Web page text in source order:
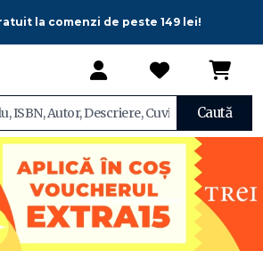
la comenzi de peste 149 lei!
Caută